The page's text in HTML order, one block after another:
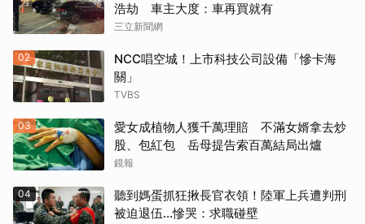
浩劫 車主大度：車再買就有
三立新聞網
02
NCC唱空城！上市科技公司設備「慘卡海
關」
TVBS
03
愛女成植物人獲千萬理賠 不滿女婿拿去炒
股、包紅包 岳母提告索百萬結局出爐
鏡報
04
聽到媽蛋抓狂揪長官衣領！陸軍上兵遭判刑
被迫退伍…慘哭：求職碰壁